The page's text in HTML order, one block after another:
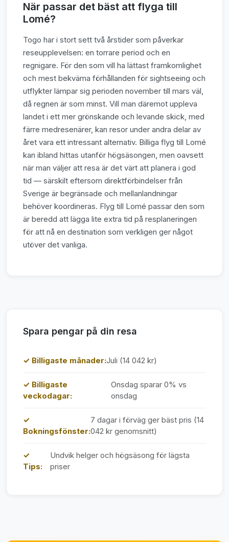
När passar det bäst att flyga till
Lomé?
Togo har i stort sett två årstider som påverkar
reseupplevelsen: en torrare period och en
regnigare. För den som vill ha lättast framkomlighet
och mest bekväma förhållanden för sightseeing och
utflykter lämpar sig perioden november till mars väl,
då regnen är som minst. Vill man däremot uppleva
landet i ett mer grönskande och levande skick, med
färre medresenärer, kan resor under andra delar av
året vara ett intressant alternativ. Billiga flyg till Lomé
kan ibland hittas utanför högsäsongen, men oavsett
när man väljer att resa är det värt att planera i god
tid — särskilt eftersom direktförbindelser från
Sverige är begränsade och mellanlandningar
behöver koordineras. Flyg till Lomé passar den som
är beredd att lägga lite extra tid på resplaneringen
för att nå en destination som verkligen ger något
utöver det vanliga.
Spara pengar på din resa
✓ Billigaste månader:Juli (14 042 kr)
✓ Billigaste
veckodagar:
Onsdag sparar 0% vs
onsdag
✓
Bokningsfönster:
7 dagar i förväg ger bäst pris (14
042 kr genomsnitt)
✓
Tips:
Undvik helger och högsäsong för lägsta
priser